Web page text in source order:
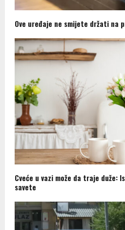
Ove uređaje ne smijete držati na
Cveće u vazi može da traje duže:
savete